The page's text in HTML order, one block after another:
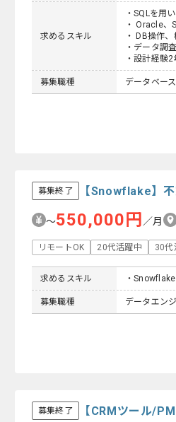
求めるスキル
・SQLを用
・ Oracle、
・ DB操作
・データ調
・設計経験
募集職種 データベー
募集終了 【Snowflake】
〜550,000円 ／月
リモートOK 20代活躍中 30代
求めるスキル ・
募集職種 データエン
募集終了 【CRMツール/